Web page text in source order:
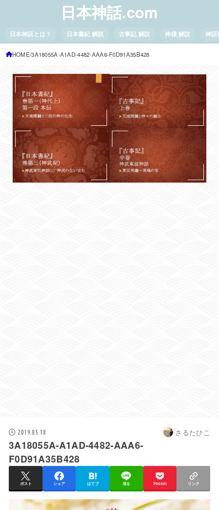
日本神話.com
日本神話とは？ 日本書紀 解説 古事記 解説 神様 解説 神話
HOME 3A18055A-A1AD-4482-AAA6-F0D91A35B428
2019.05.18 さるたひこ
3A18055A-A1AD-4482-AAA6-
F0D91A35B428
ポスト シェア はてブ 送る Pocket リンク